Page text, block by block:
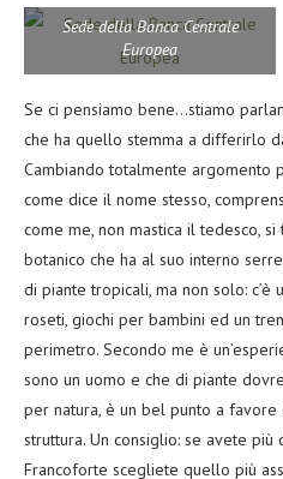
Sede della Banca Centrale
Europea
Se ci pensiamo bene…stiamo
che ha quello stemma a differirlo
Cambiando totalmente argomento
come dice il nome stesso,
come me, non mastica il tedesco,
botanico che ha al suo interno
di piante tropicali, ma non solo: c’è
roseti, giochi per bambini ed un
perimetro. Secondo me è
sono un uomo e che di piante
per natura, è un bel punto a
struttura. Un consiglio: se avete
Francoforte scegliete quello più